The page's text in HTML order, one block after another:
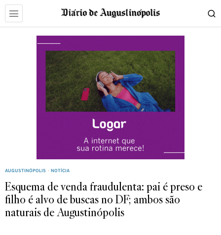
AUGUSTINÓPOLIS · NOTÍCIA
Esquema de venda fraudulenta: pai é preso e
filho é alvo de buscas no DF; ambos são
naturais de Augustinópolis